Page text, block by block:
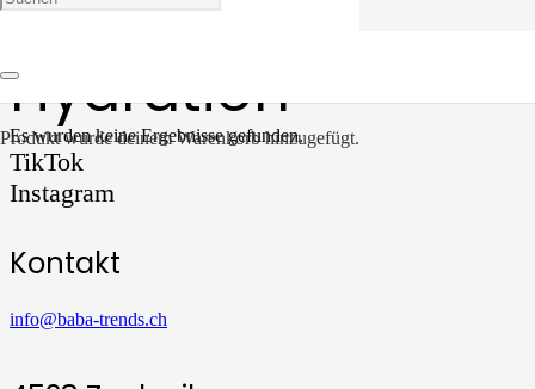
Produktwurde deinem Warenkorb hinzugefügt.
Hydration
Es wurden keine Ergebnisse gefunden.
TikTok
Instagram
Kontakt
info@baba-trends.ch